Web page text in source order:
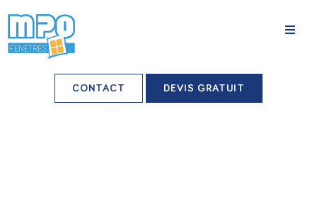
Nos agences
CONTACT DEVIS GRATUIT